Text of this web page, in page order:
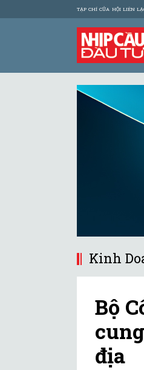
TẠP CHÍ CỦA HỘI LIÊN
Kinh
Bộ
địa